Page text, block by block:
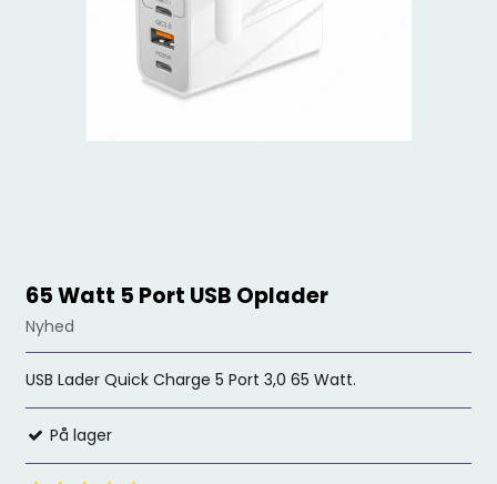
65 Watt 5 Port USB Oplader
Nyhed
USB Lader Quick Charge 5 Port 3,0 65 Watt.
På lager